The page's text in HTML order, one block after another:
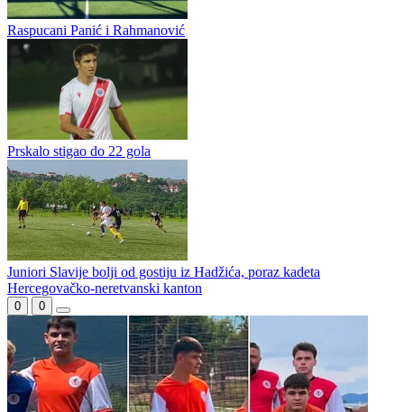
Juniori Slavije poraženi u Hadžićima
Ubjedljiv trijumf juniora Sloge u Doboju
Raspucani Panić i Rahmanović
Prskalo stigao do 22 gola